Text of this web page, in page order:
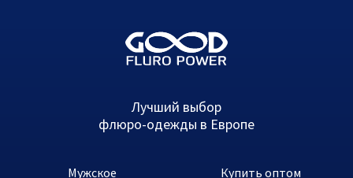
Мужское
Купить оптом
Лучший выбор
флюро-одежды в Европе